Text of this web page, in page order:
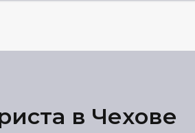
в Чехове